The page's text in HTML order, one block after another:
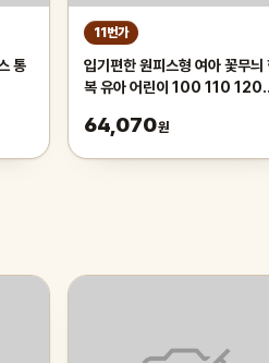
통
11번가
입기편한 원피스형 여아 꽃무늬
복 유아 어린이 100 110 120
64,070원